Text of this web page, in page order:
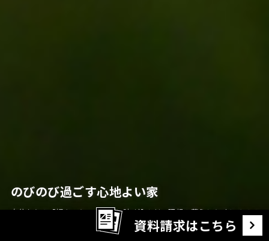
のびのび過ごす心地よい家
自分たちの「好き」をいっぱいに詰め込んだ、理想の暮らしを叶えるリノ
資料請求はこちら